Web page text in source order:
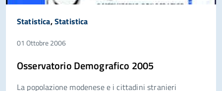
Statistica,Statistica
01 Ottobre 2006
Osservatorio Demografico 2005
La popolazione modenese e i cittadini stranieri